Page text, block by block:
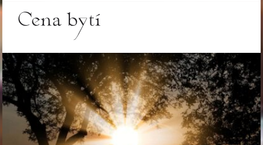
Cena bytí